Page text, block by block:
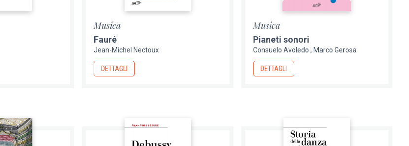
Musica
Fauré
Jean-Michel Nectoux
DETTAGLI
Musica
Pianeti sonori
Consuelo Avoledo Marco Gerosa
DETTAGLI